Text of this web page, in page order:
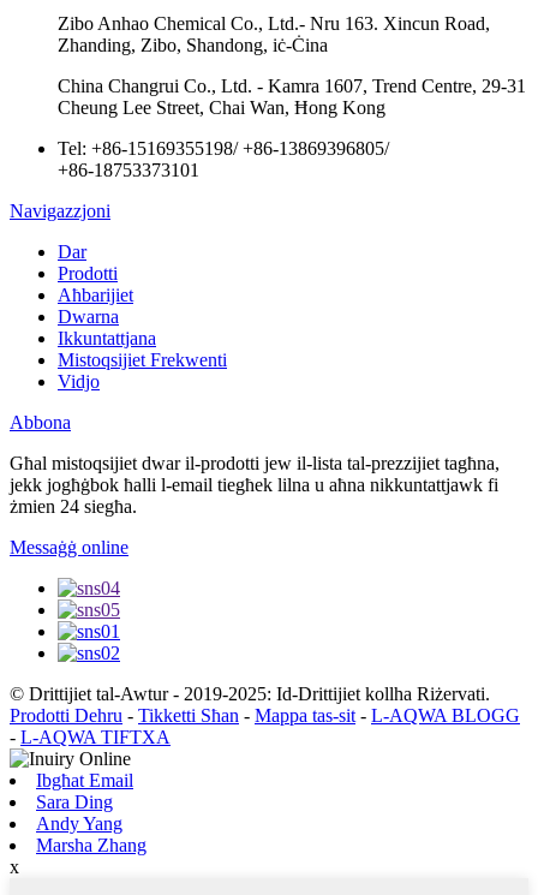
Zibo Anhao Chemical Co., Ltd.- Nru 163. Xincun Road,
Zhanding, Zibo, Shandong, iċ-Ċina
China Changrui Co., Ltd. - Kamra 1607, Trend Centre, 29-31
Cheung Lee Street, Chai Wan, Ħong Kong
Tel: +86-15169355198/+86-13869396805/
+86-18753373101
Navigazzjoni
Dar
Prodotti
Aħbarijiet
Dwarna
Ikkuntattjana
Mistoqsijiet Frekwenti
Vidjo
Abbona
Għal mistoqsijiet dwar il-prodotti jew il-lista tal-prezzijiet tagħna,
jekk jogħġbok ħalli l-email tiegħek lilna u aħna nikkuntattjawk fi
żmien 24 siegħa.
Messaġġ online
© Drittijiet tal-Awtur - 2019-2025: Id-Drittijiet kollha Riżervati.
Prodotti Dehru - Tikketti Sħan - Mappa tas-sit - L-AQWA BLOGG
- L-AQWA TIFTXA
Ibgħat Email
Sara Ding
Andy Yang
Marsha Zhang
x